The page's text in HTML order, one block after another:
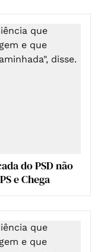
do PSD não
e Chega